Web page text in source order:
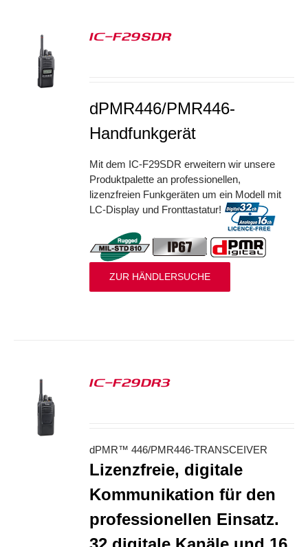
IC-F29SDR
dPMR446/PMR446-
Handfunkgerät
Mit dem IC-F29SDR erweitern wir unsere
Produktpalette an professionellen,
lizenzfreien Funkgeräten um ein Modell mit
LC-Display und Fronttastatur!
ZUR HÄNDLERSUCHE
IC-F29DR3
dPMR™ 446/PMR446-TRANSCEIVER
Lizenzfreie, digitale
Kommunikation für den
professionellen Einsatz.